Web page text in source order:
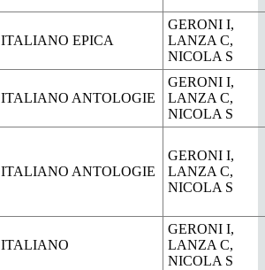
ITALIANO EPICA
GERONI I,
LANZA C,
NICOLA S
ITALIANO ANTOLOGIE
GERONI I,
LANZA C,
NICOLA S
ITALIANO ANTOLOGIE
GERONI I,
LANZA C,
NICOLA S
ITALIANO
GERONI I,
LANZA C,
NICOLA S